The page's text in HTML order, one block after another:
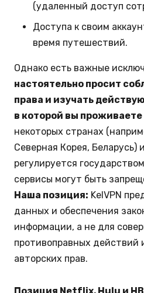
(удаленный доступ
Доступа к своим
время путешествий.
Однако есть важные
настоятельно просит
права и изучать
в которой вы
некоторых странах
Северная Корея, Беларусь)
регулируется
сервисы могут быть
Наша позиция: KelVPN
данных и обеспечения
информации, а не для
противоправных действий
авторских прав.